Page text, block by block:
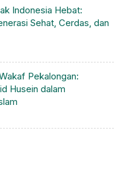
Indonesia Hebat:
Sehat, Cerdas, dan
Pekalongan:
Husein dalam